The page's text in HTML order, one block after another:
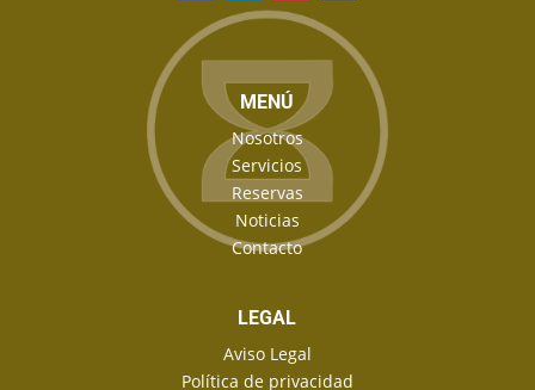
MENÚ
Nosotros
Servicios
Reservas
Noticias
Contacto
LEGAL
Aviso Legal
Política de privacidad